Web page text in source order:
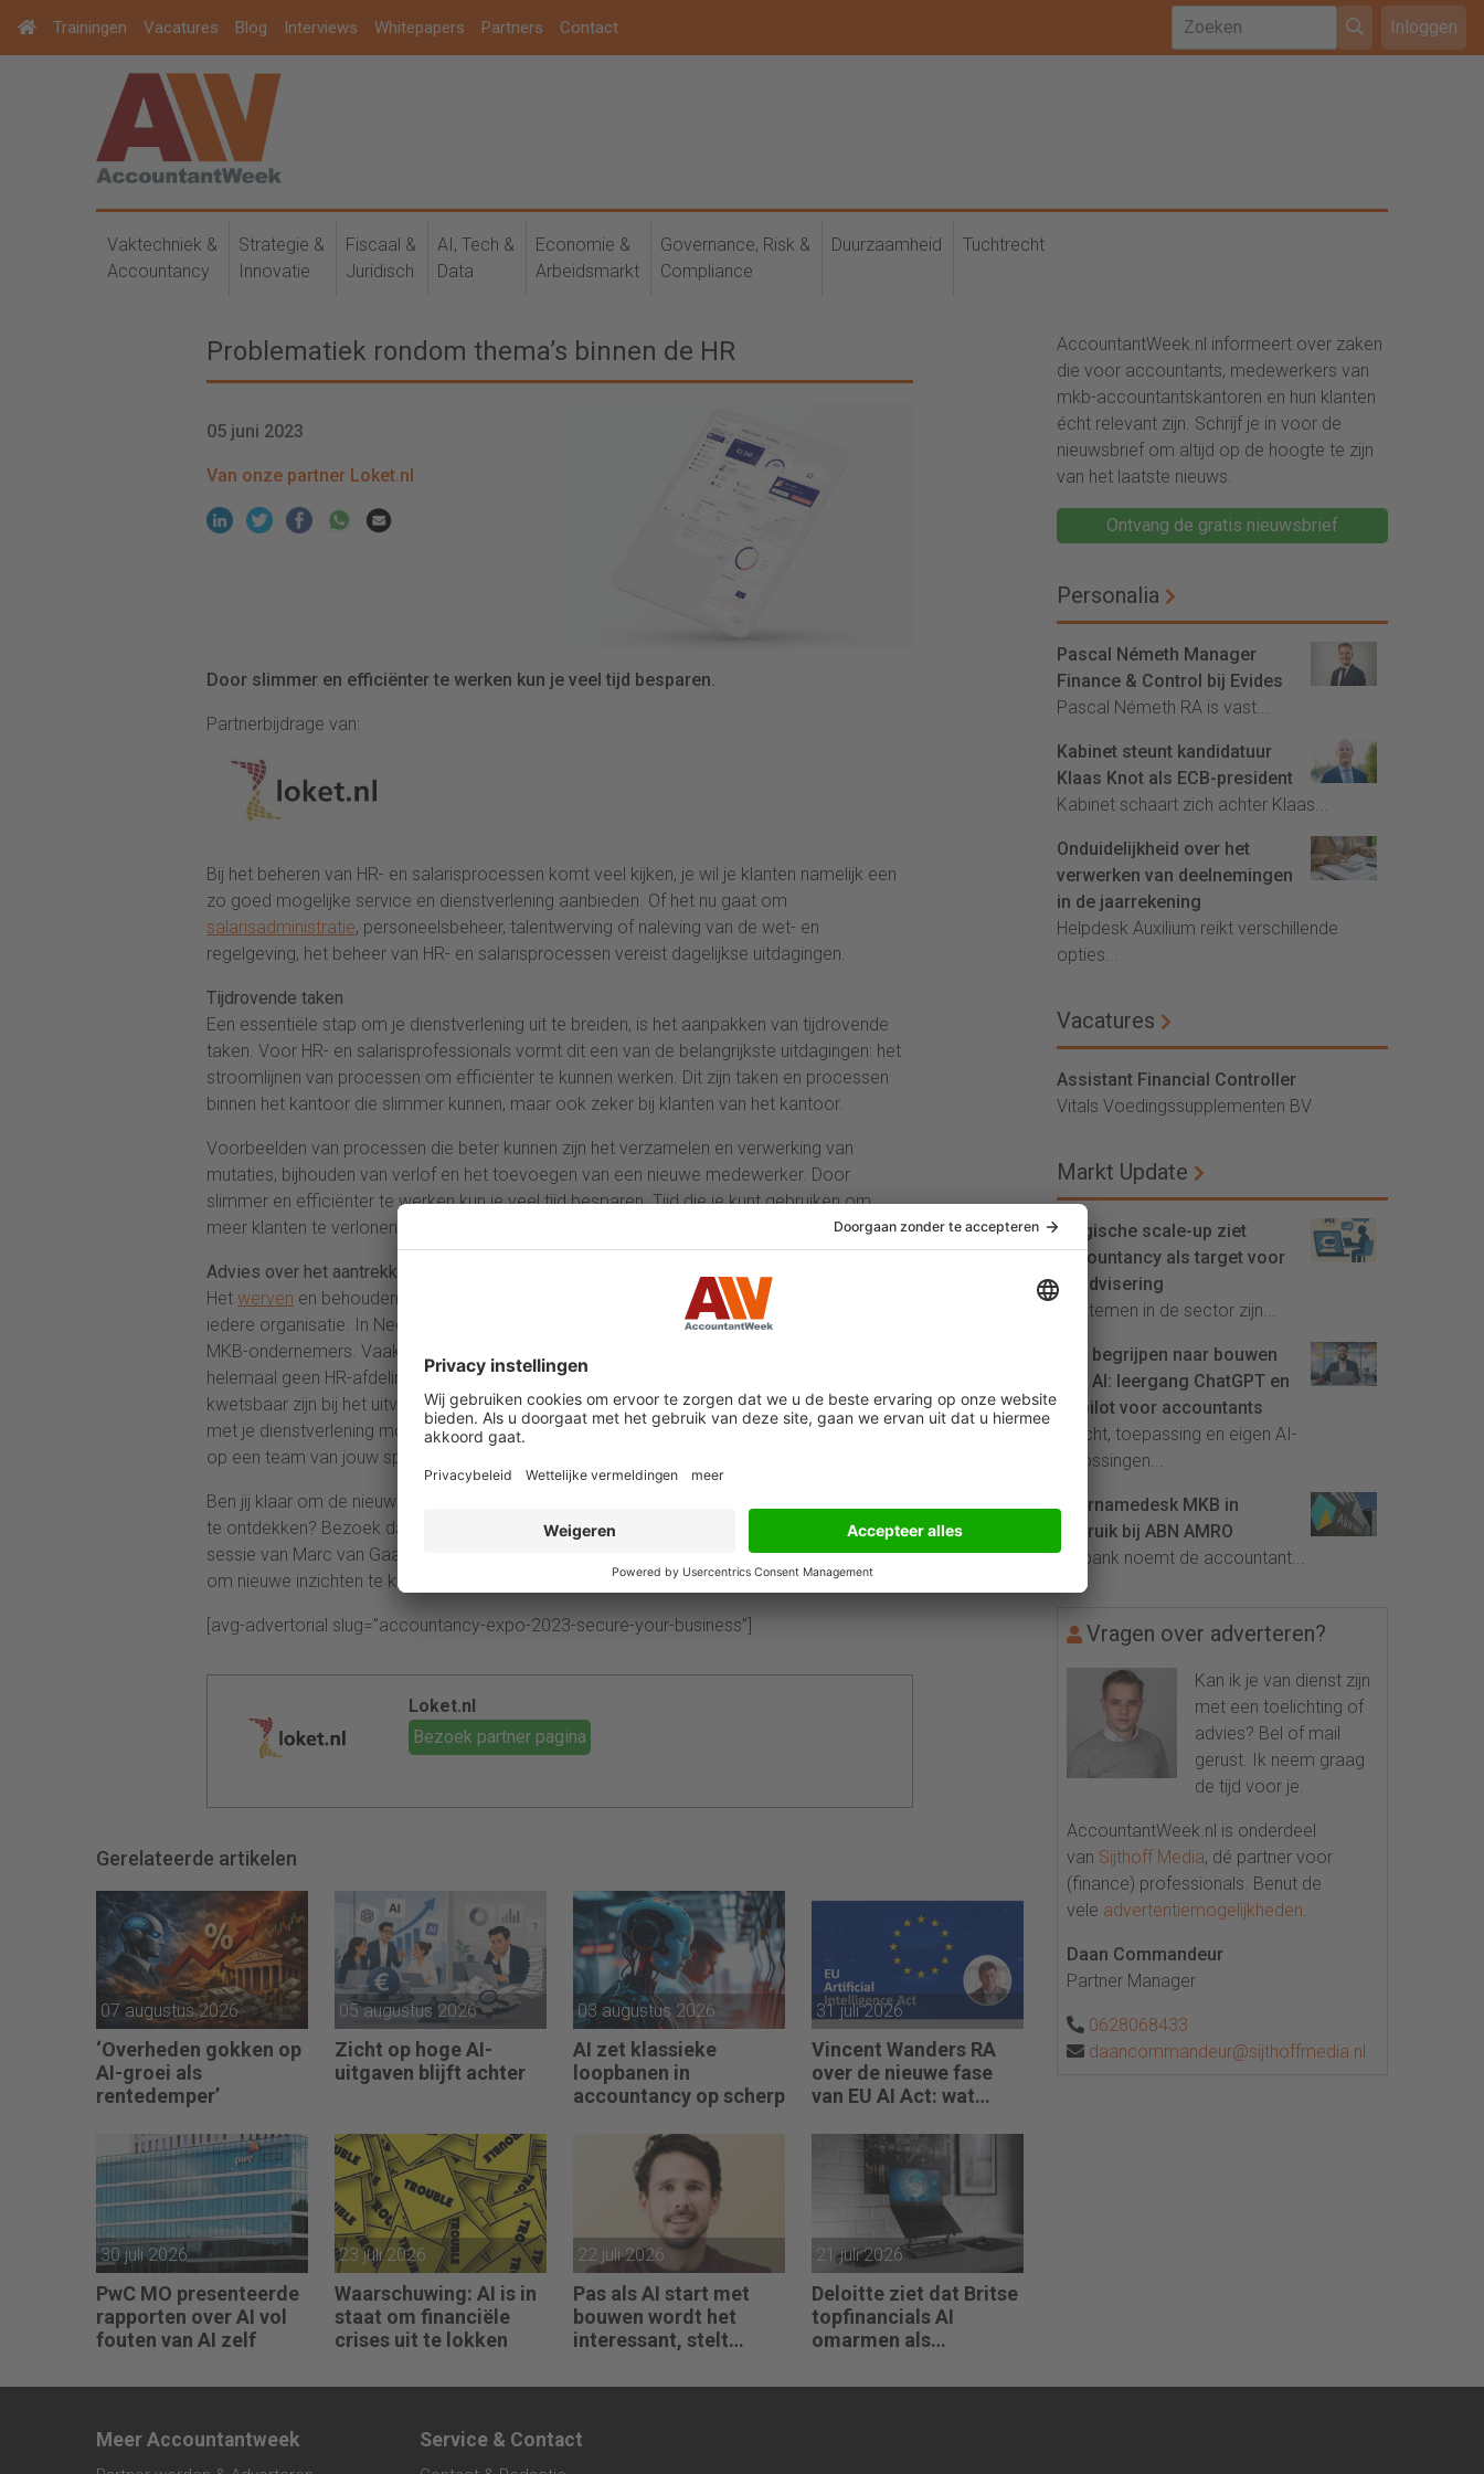
Trainingen Vacatures Blog Interviews Whitepapers Partners Contact Inloggen
Vaktechniek &
Accountancy
Strategie &
Innovatie
Fiscaal &
Juridisch
AI, Tech &
Data
Economie &
Arbeidsmarkt
Governance, Risk &
Compliance
Duurzaamheid Tuchtrecht
Problematiek rondom thema’s binnen de HR
05 juni 2023
Van onze partner Loket.nl
Door slimmer en efficiënter te werken kun je veel tijd besparen.
Partnerbijdrage van:
Bij het beheren van HR- en salarisprocessen komt veel kijken, je wil je klanten namelijk een
zo goed mogelijke service en dienstverlening aanbieden. Of het nu gaat om
salarisadministratie, personeelsbeheer, talentwerving of naleving van de wet- en
regelgeving, het beheer van HR- en salarisprocessen vereist dagelijkse uitdagingen.
Tijdrovende taken
Een essentiële stap om je dienstverlening uit te breiden, is het aanpakken van tijdrovende
taken. Voor HR- en salarisprofessionals vormt dit een van de belangrijkste uitdagingen: het
stroomlijnen van processen om efficiënter te kunnen werken. Dit zijn taken en processen
binnen het kantoor die slimmer kunnen, maar ook zeker bij klanten van het kantoor.
Voorbeelden van processen die beter kunnen zijn het verzamelen en verwerking van
mutaties, bijhouden van verlof en het toevoegen van een nieuwe medewerker. Door
slimmer en efficiënter te werken kun je veel tijd besparen. Tijd die je kunt gebruiken om
meer klanten te verlonen of je bestaande klanten te adviseren.
Advies over het aantrekken en behouden van nieuw talent
Het werven en behouden van nieuwe medewerkers is van belang voor het succes van
iedere organisatie. In Nederland bestaat een belangrijk deel van het zakelijke landschap uit
MKB-ondernemers. Vaak zijn dit kleine organisaties die geen HR-medewerkers hebben en al
helemaal geen HR-afdeling. Deze bedrijven lopen juist een enorm risico omdat ze zo
kwetsbaar zijn bij het uitvallen of vertrek van personeel. Als accountantskantoor kun je hier
met je dienstverlening mooi op inspelen. Zorg ervoor dat de ondernemer kan terugvallen
op een team van jouw specialisten met HR as a Service.
Ben jij klaar om de nieuwste ontwikkelingen op het gebied van
te ontdekken? Bezoek dan de
Accountancy Expoop dinsdag 20 juni en neem deel aan de
sessie van Marc van Gaal (directeur Loket.nl), de expert op dit gebied. Mis deze kans niet
om nieuwe inzichten te krijgen en te netwerken. Meld je vandaag nog aan!
[avg-advertorial slug=”accountancy-expo-2023-secure-your-business”]
Loket.nl
Bezoek partner pagina
Gerelateerde artikelen
07 augustus 2026
‘Overheden gokken op
AI-groei als
rentedemper’
05 augustus 2026
Zicht op hoge AI-
uitgaven blijft achter
03 augustus 2026
AI zet klassieke
loopbanen in
accountancy op scherp
31 juli 2026
Vincent Wanders RA
over de nieuwe fase
van EU AI Act: wat
moeten regelen
30 juli 2026
PwC MO presenteerde
rapporten over AI vol
fouten van AI zelf
23 juli 2026
Waarschuwing: AI is in
staat om financiële
crises uit te lokken
22 juli 2026
Pas als AI start met
bouwen wordt het
interessant, stelt
21 juli 2026
Deloitte ziet dat Britse
topfinancials AI
omarmen als
AccountantWeek.nl informeert over zaken
die voor accountants, medewerkers van
mkb-accountantskantoren en hun klanten
écht relevant zijn. Schrijf je in voor de
nieuwsbrief om altijd op de hoogte te zijn
van het laatste nieuws.
Ontvang de gratis nieuwsbrief
Personalia
Pascal Németh Manager
Finance & Control bij Evides
Pascal Németh RA is vast...
Kabinet steunt kandidatuur
Klaas Knot als ECB-president
Kabinet schaart zich achter Klaas...
Onduidelijkheid over het
verwerken van deelnemingen
in de jaarrekening
Helpdesk Auxilium reikt verschillende
opties...
Vacatures
Assistant Financial Controller
Vitals Voedingssupplementen BV
Markt Update
Belgische scale-up ziet
accountancy als target voor
AI-advisering
'Systemen in de sector zijn...
Van begrijpen naar bouwen
met AI: leergang ChatGPT en
Copilot voor accountants
Inzicht, toepassing en eigen AI-
oplossingen...
Overnamedesk MKB in
gebruik bij ABN AMRO
De bank noemt de accountant...
Vragen over adverteren?
Kan ik je van dienst zijn
met een toelichting of
advies? Bel of mail
gerust. Ik neem graag
de tijd voor je.
AccountantWeek.nl is onderdeel
van Sijthoff Media, dé partner voor
(finance) professionals. Benut de
vele advertentiemogelijkheden.
Daan Commandeur
Partner Manager
0628068433
daancommandeur@sijthoffmedia.nl
Meer Accountantweek Service & Contact